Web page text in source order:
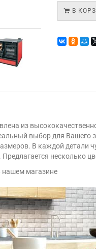
В
из
выбор для
В каждой детали
несколько
нашем магазине